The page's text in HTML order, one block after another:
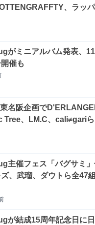
、ラッ
がミニアルバム発表、
催も
名阪企画で
Tree、LM.C、cali≠gari
主催フェス「バグサミ
、武瑠、ダウトら全47
が結成15周年記念日に